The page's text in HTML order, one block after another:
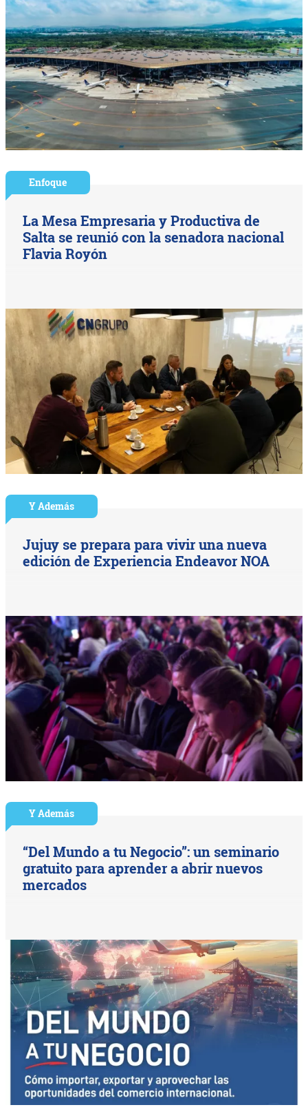
Enfoque
La Mesa Empresaria y Productiva de
Salta se reunió con la senadora nacional
Flavia Royón
Y Además
Jujuy se prepara para vivir una nueva
edición de Experiencia Endeavor NOA
Y Además
“Del Mundo a tu Negocio”: un seminario
gratuito para aprender a abrir nuevos
mercados